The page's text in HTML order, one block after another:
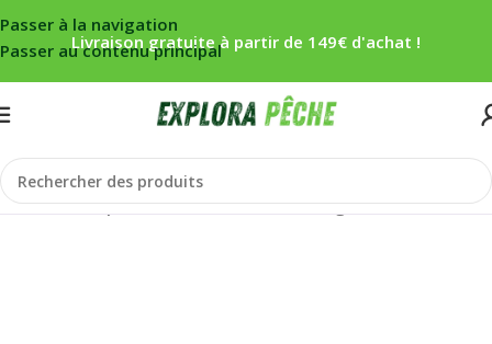
Passer à la navigation
Passer au contenu principal
Livraison gratuite à partir de 149€ d'achat !
Accueil/Carpe/Détection/Ecureuils/Swingers